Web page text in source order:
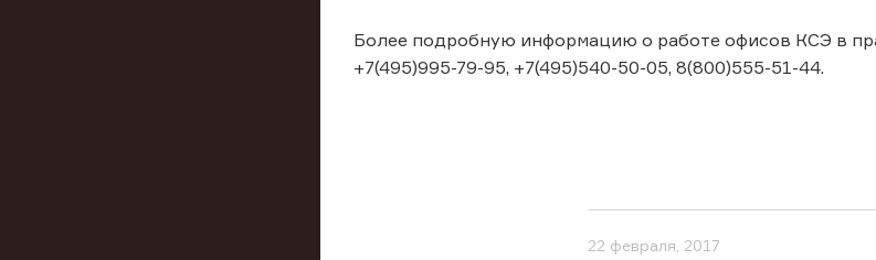
Более подробную информацию о работе офисов КСЭ в
+7(495)995-79-95, +7(495)540-50-05, 8(800)555-51-44.
22 февраля, 2017